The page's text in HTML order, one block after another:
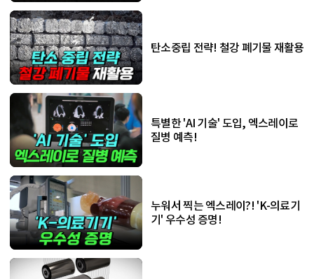
탄소중립 전략! 철강 폐기물 재활용
특별한 'AI 기술' 도입, 엑스레이로
질병 예측!
누워서 찍는 엑스레이?! 'K-의료기
기' 우수성 증명!